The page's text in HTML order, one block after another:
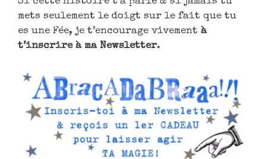
mets seulement le doigt sur le fait que tu
es une Fée, je t’encourage vivement à
t’inscrire à ma Newsletter.